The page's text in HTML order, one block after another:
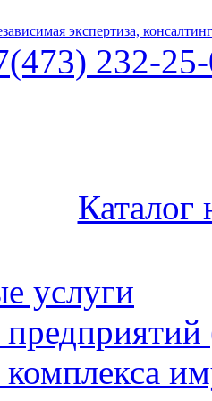
экспертиза, консалтинг
3) 232-
Каталог
услуги